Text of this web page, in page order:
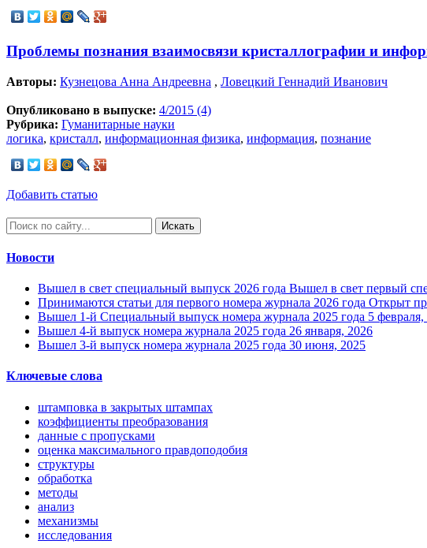
Проблемы познания взаимосвязи кристаллографии и
Авторы: Кузнецова Анна Андреевна , Ловецкий Геннадий Иванович
Опубликовано в выпуске: 4/2015 (4)
Рубрика: Гуманитарные науки
логика, кристалл, информационная физика, информация, познание
Добавить статью
Искать
Новости
Вышел в свет специальный выпуск 2026 года Вышел в свет первый
Принимаются статьи для первого номера журнала 2026 года Открыт
Вышел 1-й Специальный выпуск номера журнала 2025 года 5 февраля,
Вышел 4-й выпуск номера журнала 2025 года 26 января, 2026
Вышел 3-й выпуск номера журнала 2025 года 30 июня, 2025
Ключевые слова
штамповка в закрытых штампах
коэффициенты преобразования
данные с пропусками
оценка максимального правдоподобия
структуры
обработка
методы
анализ
механизмы
исследования